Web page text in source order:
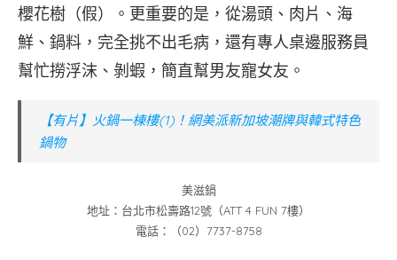
櫻花樹（假）。更重要的是，從湯頭、肉片、海
鮮、鍋料，完全挑不出毛病，還有專人桌邊服務員
幫忙撈浮沫、剝蝦，簡直幫男友寵女友。
【有片】火鍋一棟樓(1)！網美派新加坡潮牌與韓式特色
鍋物
美滋鍋
地址：台北市松壽路12號（ATT 4 FUN 7樓）
電話：（02）7737-8758